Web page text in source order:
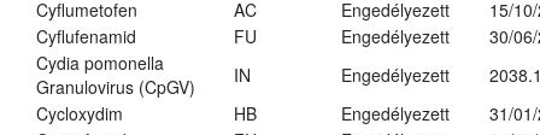
Cyflumetofen
AC Engedélyezett
15/
Cyflufenamid
FU Engedélyezett
30/
Cydia pomonella
Granulovirus (CpGV)
IN Engedélyezett
Cycloxydim
HB Engedélyezett
31/